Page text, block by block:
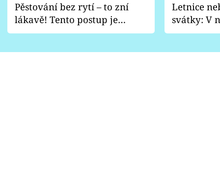
Pěstování bez rytí – to zní
lákavě! Tento postup je
vhodný jen pro některé
Letnice
svátky: V
pondělí